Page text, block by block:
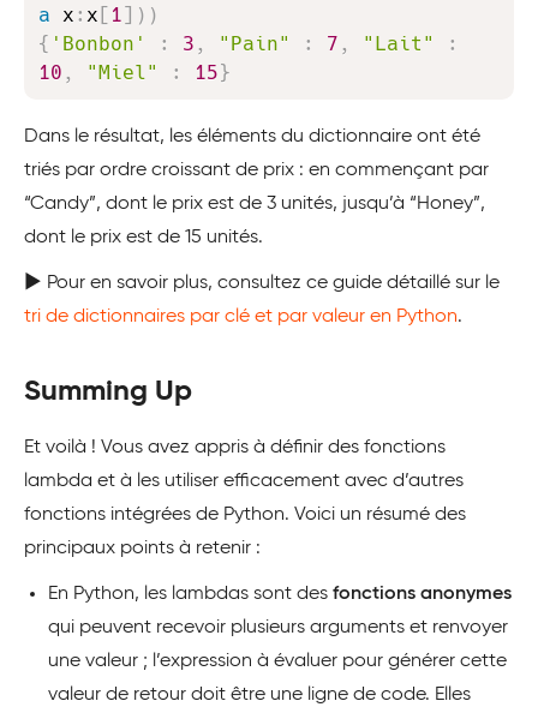
a x : x 1 ) )
{ 'Bonbon' : 3 , "Pain" : 7 , "Lait"
:
10 , "Miel" : 15 }
Dans le résultat, les éléments du dictionnaire ont été
triés par ordre croissant de prix : en commençant par
“Candy”, dont le prix est de 3 unités, jusqu’à “Honey”,
dont le prix est de 15 unités.
▶️ Pour en savoir plus, consultez ce guide détaillé sur le
tri de dictionnaires par clé et par valeur en Python.
Summing Up
Et voilà ! Vous avez appris à définir des fonctions
lambda et à les utiliser efficacement avec d’autres
fonctions intégrées de Python. Voici un résumé des
principaux points à retenir :
En Python, les lambdas sont des fonctions anonymes
qui peuvent recevoir plusieurs arguments et renvoyer
une valeur ; l’expression à évaluer pour générer cette
valeur de retour doit être une ligne de code. Elles